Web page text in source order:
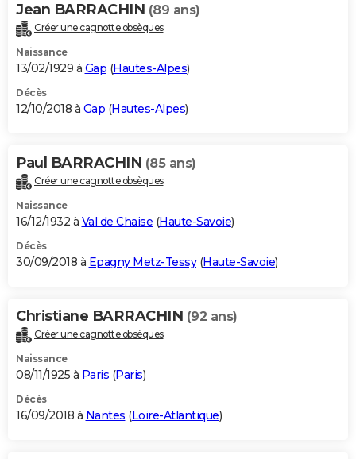
Jean BARRACHIN (89 ans)
Créer une cagnotte obsèques
Naissance
13/02/1929 à Gap (Hautes-Alpes)
Décès
12/10/2018 à Gap (Hautes-Alpes)
Paul BARRACHIN (85 ans)
Créer une cagnotte obsèques
Naissance
16/12/1932 à Val de Chaise (Haute-Savoie)
Décès
30/09/2018 à Epagny Metz-Tessy(Haute-Savoie)
Christiane BARRACHIN (92 ans)
Créer une cagnotte obsèques
Naissance
08/11/1925 à Paris (Paris)
Décès
16/09/2018 à Nantes (Loire-Atlantique)